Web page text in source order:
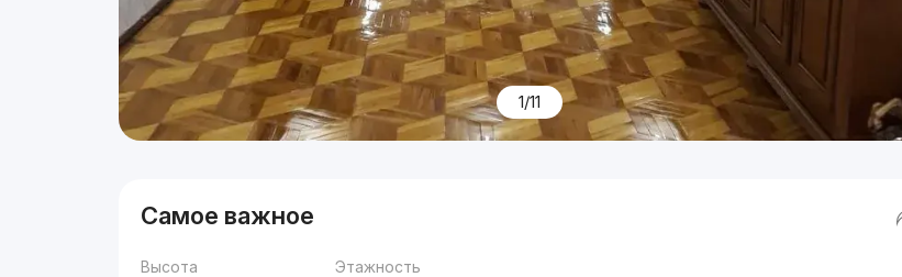
1/11
Самое важное
Высота Этажность